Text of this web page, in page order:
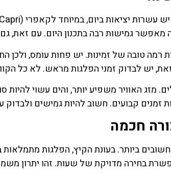
מאפשר גמישות רבה בתכנון היום. עם זאת,
רמה טובה של זמינות. יש פחות עומס, ולכן
יש לבדוק זמני הפלגות מראש. לא כל
האוויר משפיע יותר, והים עשוי להיות
קבועים. חשוב להיות גמישים ולבדוק
חכמה
ביותר. בעונת הקיץ, הפלגות מתמלאות
בחירה מדויקת של שעות. זהו יתרון